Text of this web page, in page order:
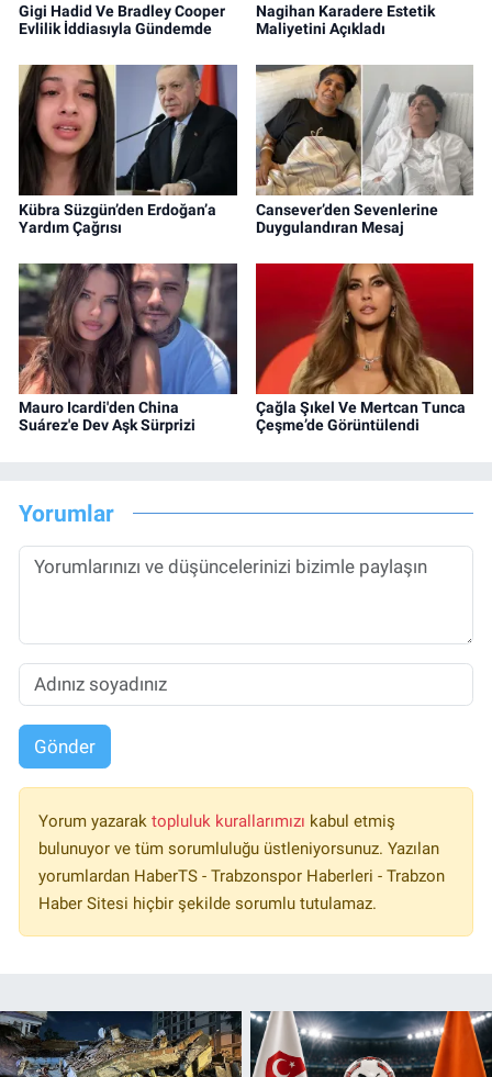
Gigi Hadid Ve Bradley Cooper
Evlilik İddiasıyla Gündemde
Nagihan Karadere Estetik
Maliyetini Açıkladı
Kübra Süzgün’den Erdoğan’a
Yardım Çağrısı
Cansever’den Sevenlerine
Duygulandıran Mesaj
Mauro Icardi'den China
Suárez'e Dev Aşk Sürprizi
Çağla Şıkel Ve Mertcan Tunca
Çeşme’de Görüntülendi
Yorumlar
Gönder
Yorum yazarak topluluk kurallarımızı kabul etmiş
bulunuyor ve tüm sorumluluğu üstleniyorsunuz. Yazılan
yorumlardan HaberTS - Trabzonspor Haberleri - Trabzon
Haber Sitesi hiçbir şekilde sorumlu tutulamaz.